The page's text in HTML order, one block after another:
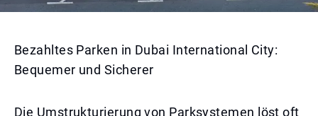
Bezahltes Parken in Dubai International City:
Bequemer und Sicherer
Die Umstrukturierung von Parksystemen löst oft